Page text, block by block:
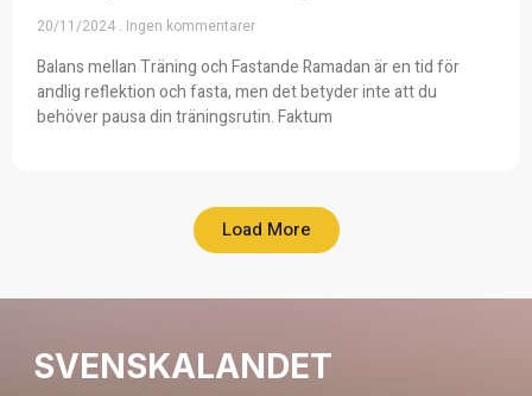
20/11/2024 Ingen kommentarer
Balans mellan Träning och Fastande Ramadan är en tid för
andlig reflektion och fasta, men det betyder inte att du
behöver pausa din träningsrutin. Faktum
Load More
SVENSKALANDET